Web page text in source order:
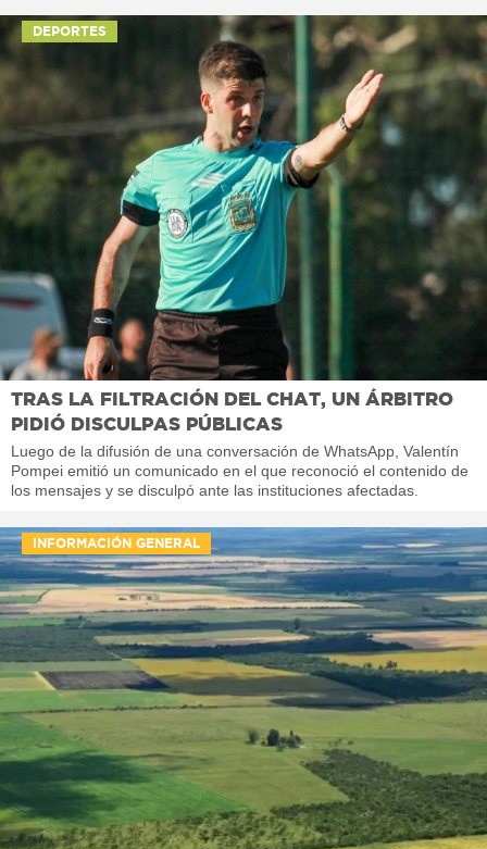
DEPORTES
TRAS LA FILTRACIÓN DEL CHAT, UN ÁRBITRO
PIDIÓ DISCULPAS PÚBLICAS
Luego de la difusión de una conversación de WhatsApp, Valentín
Pompei emitió un comunicado en el que reconoció el contenido de
los mensajes y se disculpó ante las instituciones afectadas.
INFORMACIÓN GENERAL